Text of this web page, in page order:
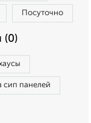
Посуточно
(0)
сип панелей